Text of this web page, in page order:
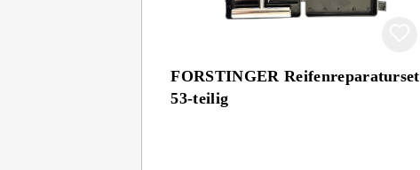
FORSTINGER Reifenreparaturset
53-teilig